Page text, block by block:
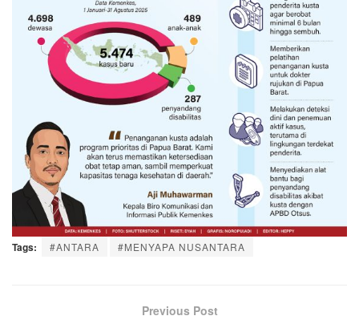
Tags: #ANTARA #MENYAPA NUSANTARA
Previous Post